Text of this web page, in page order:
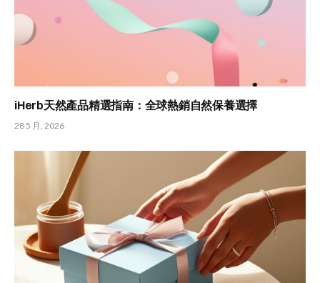
iHerb天然產品精選指南：全球熱銷自然保養選擇
28 5 月, 2026